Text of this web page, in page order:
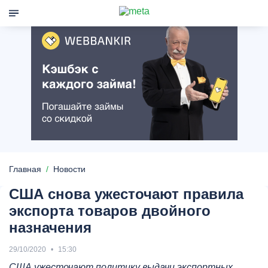
Главная Новости
США снова ужесточают правила
экспорта товаров двойного
назначения
29/10/2020 15:30